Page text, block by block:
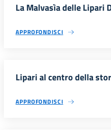
La Malvasìa delle Lipari
APPROFONDISCI
Lipari al centro della
APPROFONDISCI